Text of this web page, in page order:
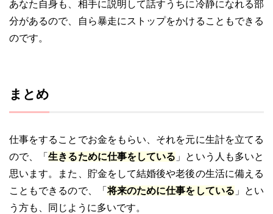
あなた自身も、相手に説明して話すうちに冷静になれる部
分があるので、自ら暴走にストップをかけることもできる
のです。
まとめ
仕事をすることでお金をもらい、それを元に生計を立てる
ので、「生きるために仕事をしている 」という人も多いと
思います。また、貯金をして結婚後や老後の生活に備える
こともできるので、「将来のために仕事をしている 」とい
う方も、同じように多いです。